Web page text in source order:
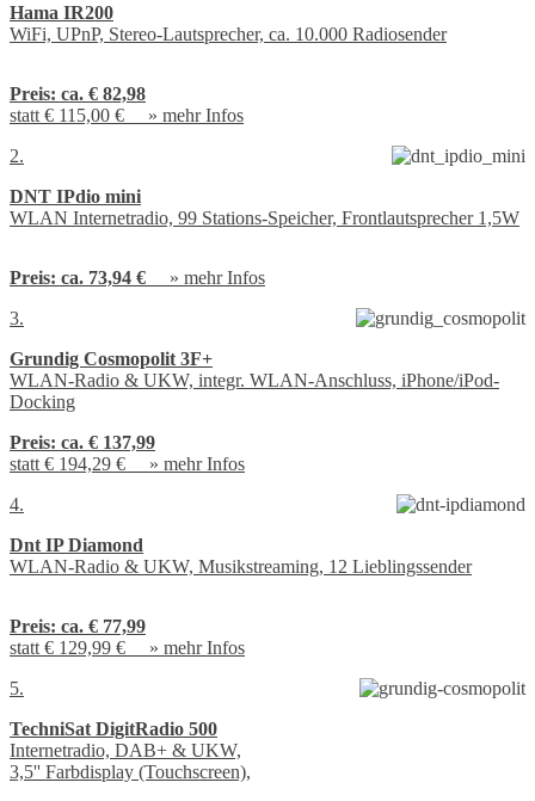
Hama IR200
WiFi, UPnP, Stereo-Lautsprecher, ca. 10.000 Radiosender
Preis: ca. € 82,98
statt € 115,00 € » mehr Infos
2.
DNT IPdio mini
WLAN Internetradio, 99 Stations-Speicher, Frontlautsprecher 1,5W
Preis: ca. 73,94 € » mehr Infos
3.
Grundig Cosmopolit 3F+
WLAN-Radio & UKW, integr. WLAN-Anschluss, iPhone/iPod-
Docking
Preis: ca. € 137,99
statt € 194,29 € » mehr Infos
4.
Dnt IP Diamond
WLAN-Radio & UKW, Musikstreaming, 12 Lieblingssender
Preis: ca. € 77,99
statt € 129,99 € » mehr Infos
5.
TechniSat DigitRadio 500
Internetradio, DAB+ & UKW,
3,5'' Farbdisplay (Touchscreen),